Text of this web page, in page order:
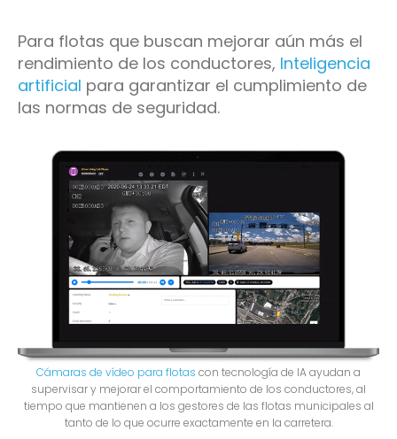
Para flotas que buscan mejorar aún más el
rendimiento de los conductores, Inteligencia
artificial para garantizar el cumplimiento de
las normas de seguridad.
Cámaras de vídeo para flotas con tecnología de IA ayudan a
supervisar y mejorar el comportamiento de los conductores, al
tiempo que mantienen a los gestores de las flotas municipales al
tanto de lo que ocurre exactamente en la carretera.